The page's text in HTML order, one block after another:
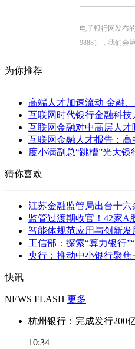
电子银行网发布
9888），我们会
为你推荐
高端人才加速流动 金融
互联网时代银行金融科技
互联网金融对中高层人才
互联网金融人才报告：高
度小满副总“跳槽”光大
猜你喜欢
江苏金融监管局出台十
监管过渡期收官！42家A
智能体规范应用与创新发
工信部：探索“算力银行
央行：推动中小银行聚
快讯
NEWS FLASH 更多
杭州银行：完成发行200
10:34